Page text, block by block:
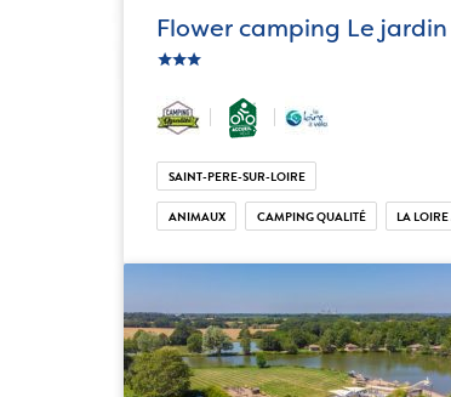
Flower camping Le
ic_star
ic_star
ic_star
SAINT-PERE-SUR-LOIRE
ANIMAUX CAMPING QUALITÉ LA